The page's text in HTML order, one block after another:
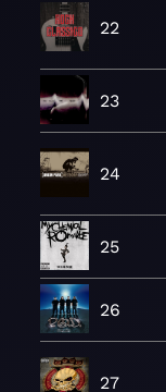
22
23
24
25
26
27